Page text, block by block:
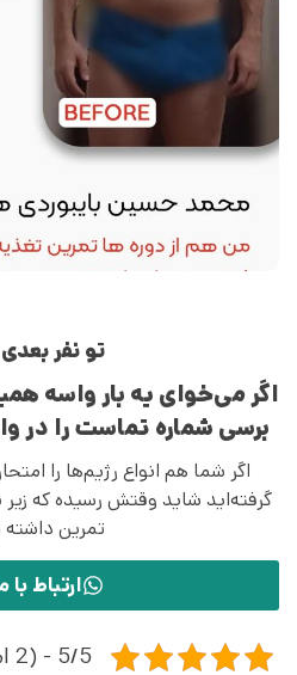
تو نفر
اگر می‌خوای یه بار واسه
برسی شماره تماست را در
اگر شما هم انواع رژیم‌ها را
گرفته‌اید شاید وقتش رسیده که زیر
تمرین داشته
ارتباط
5/5 - (2 امتیاز)